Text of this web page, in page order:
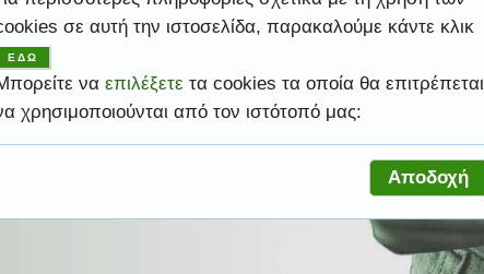
σας ανάγκη.
υπηρεσίες ώστε να σας βοηθήσει να
σας ανάγκη.
σε αυτή την ιστοσελίδα, παρακαλούμε κάντε κλικ
ΕΔΩ
να επιλέξετε τα cookies τα οποία θα επιτρέπεται
χρησιμοποιούνται από τον ιστότοπό μας:
Αποδοχή